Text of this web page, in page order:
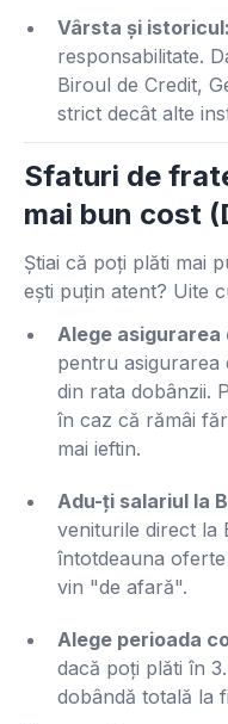
Vârsta și istoricul:
responsabilitate.
Biroul de Credit,
strict decât alte
Sfaturi de
mai bun cost
Știai că poți plăti mai
ești puțin atent? Uite
Alege asigurarea
pentru asigurarea
din rata dobânzii.
în caz că rămâi
mai ieftin.
Adu-ți salariul la
veniturile direct la
întotdeauna
vin "de afară".
Alege perioada
dacă poți plăti în
dobândă totală la